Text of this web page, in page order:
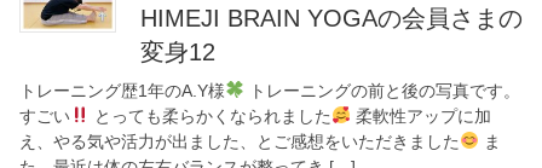
HIMEJI BRAIN YOGAの会員さまの
変身12
トレーニング歴1年のA.Y様
トレーニングの前と後の写真です。
すごい
とっても柔らかくなられました
柔軟性アップに加
え、やる気や活力が出ました、とご感想をいただきました
ま